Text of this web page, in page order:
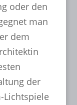
oder den
man
dem
der
Lichtspiele